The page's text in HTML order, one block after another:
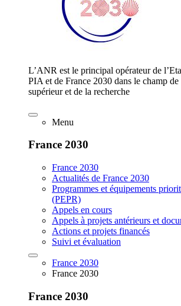
L’ANR est le principal opérateur de
PIA et de France 2030 dans le champ de
supérieur et de la recherche
Menu
France 2030
France 2030
Actualités de France 2030
Programmes et équipements
(PEPR)
Appels en cours
Appels à projets antérieurs et
Actions et projets financés
Suivi et évaluation
France 2030
France 2030
France 2030